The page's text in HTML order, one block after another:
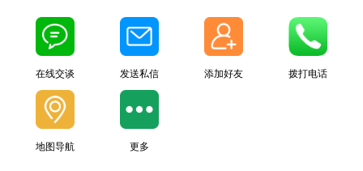
在线交谈 发送私信 添加好友 拨打电话
地图导航 更多